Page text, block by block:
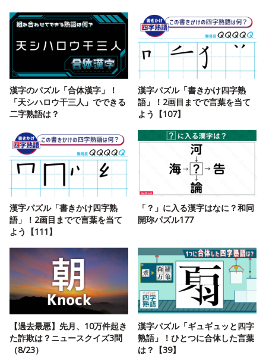
漢字のパズル「合体漢字」！
「天シハロウ干三人」でできる
二字熟語は？
漢字パズル「書きかけ四字熟
語」！2画目までで言葉を当て
よう【107】
漢字パズル「書きかけ四字熟
語」！2画目までで言葉を当て
よう【111】
「？」に入る漢字はなに？和同
開珎パズル177
【過去最悪】先月、10万件起き
た詐欺は？ニュースクイズ3問
（8/23）
漢字パズル「ギュギュッと四字
熟語」！ひとつに合体した言葉
は？【39】